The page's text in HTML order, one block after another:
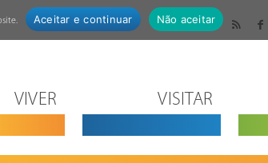
VIVER VISITAR
Aceitar e continuar Não aceitar